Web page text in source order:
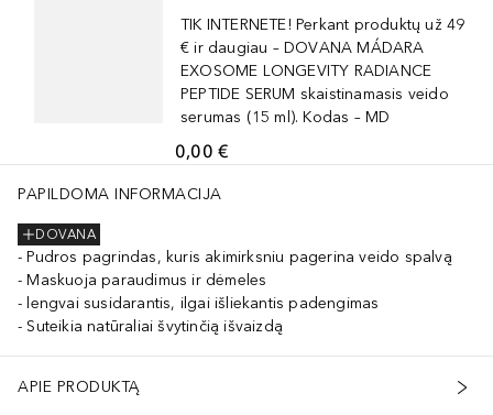
TIK INTERNETE! Perkant produktų už 49
€ ir daugiau – DOVANA MÁDARA
EXOSOME LONGEVITY RADIANCE
PEPTIDE SERUM skaistinamasis veido
serumas (15 ml). Kodas – MD
0,00 €
PAPILDOMA INFORMACIJA
DOVANA
Pudros pagrindas, kuris akimirksniu pagerina veido spalvą
Maskuoja paraudimus ir dėmeles
lengvai susidarantis, ilgai išliekantis padengimas
Suteikia natūraliai švytinčią išvaizdą
APIE PRODUKTĄ